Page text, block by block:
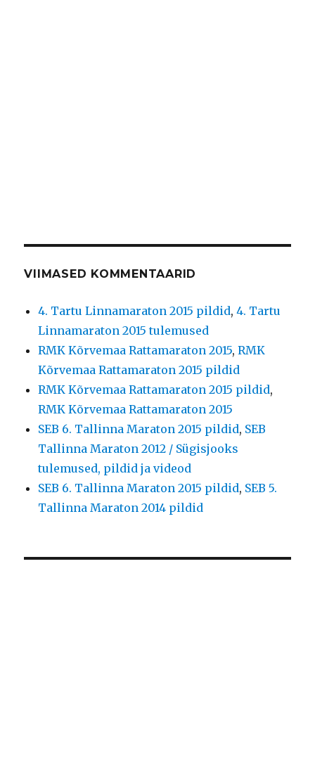
VIIMASED KOMMENTAARID
4. Tartu Linnamaraton 2015 pildid,4. Tartu
Linnamaraton 2015 tulemused
RMK Kõrvemaa Rattamaraton 2015,RMK
Kõrvemaa Rattamaraton 2015 pildid
RMK Kõrvemaa Rattamaraton 2015 pildid,
RMK Kõrvemaa Rattamaraton 2015
SEB 6. Tallinna Maraton 2015 pildid, SEB
Tallinna Maraton 2012 / Sügisjooks
tulemused, pildid ja videod
SEB 6. Tallinna Maraton 2015 pildid, SEB 5.
Tallinna Maraton 2014 pildid